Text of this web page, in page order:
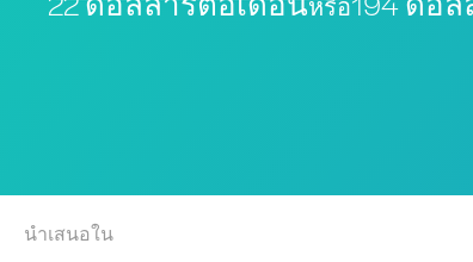
หรือ
นำเสนอใน